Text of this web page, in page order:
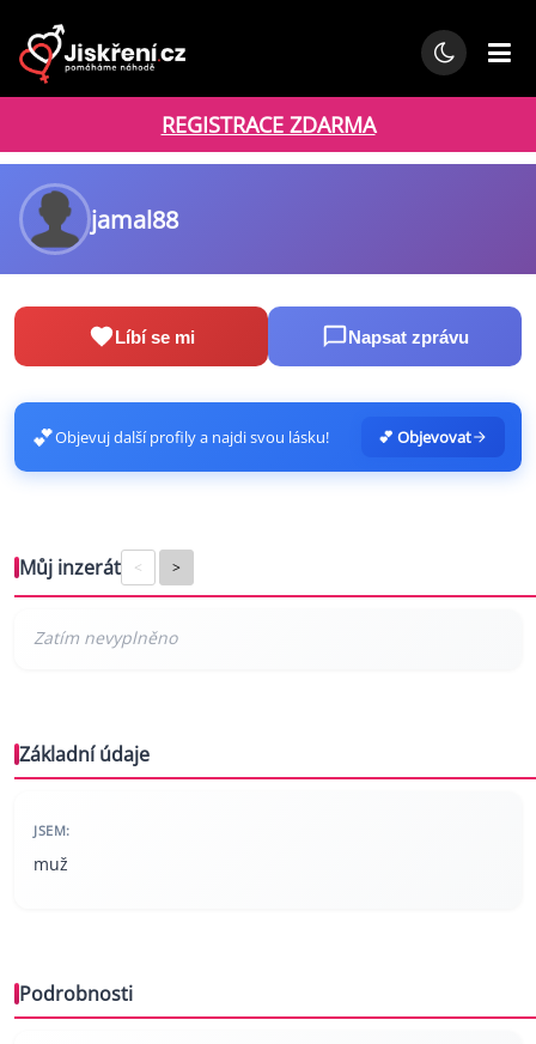
REGISTRACE ZDARMA
jamal88
Líbí se mi Napsat zprávu
💕Objevuj další profily a najdi svou lásku! 💕 Objevovat
Můj inzerát < >
Základní údaje
JSEM:
muž
Podrobnosti